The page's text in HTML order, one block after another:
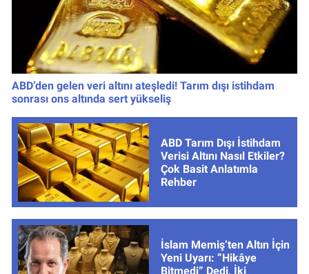
ABD’den gelen veri altını ateşledi! Tarım dışı istihdam
sonrası ons altında sert yükseliş
ABD Tarım Dışı İstihdam
Verisi Altını Nasıl Etkiler?
Çok Basit Anlatımla
Rehber
İslam Memiş’ten Altın İçin
Yeni Uyarı: “Hikâye
Bitmedi” Dedi, İki